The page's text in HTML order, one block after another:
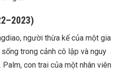
người thừa kế của một gia
trong cảnh cô lập và nguy
Palm, con trai của một nhân viên